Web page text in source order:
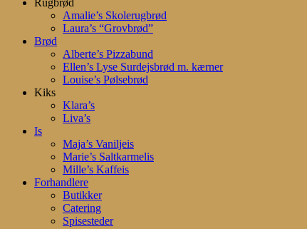
Rugbrød
Amalie’s Skolerugbrød
Laura’s “Grovbrød”
Brød
Alberte’s Pizzabund
Ellen’s Lyse Surdejsbrød m. kærner
Louise’s Pølsebrød
Kiks
Klara’s
Liva’s
Is
Maja’s Vaniljeis
Marie’s Saltkarmelis
Mille’s Kaffeis
Forhandlere
Butikker
Catering
Spisesteder